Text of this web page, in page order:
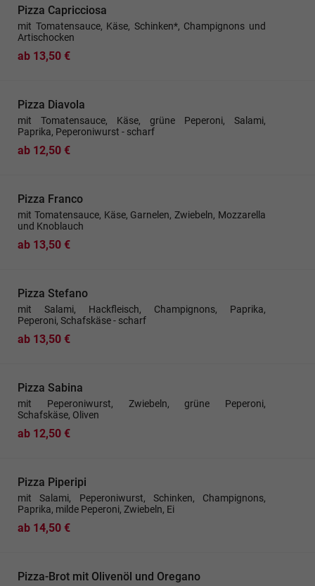
Pizza Capricciosa
mit Tomatensauce, Käse, Schinken*, Champignons und
Artischocken
ab 13,50 €
Pizza Diavola
mit Tomatensauce, Käse, grüne Peperoni, Salami,
Paprika, Peperoniwurst - scharf
ab 12,50 €
Pizza Franco
mit Tomatensauce, Käse, Garnelen, Zwiebeln, Mozzarella
und Knoblauch
ab 13,50 €
Pizza Stefano
mit Salami, Hackfleisch, Champignons, Paprika,
Peperoni, Schafskäse - scharf
ab 13,50 €
Pizza Sabina
mit Peperoniwurst, Zwiebeln, grüne Peperoni,
Schafskäse, Oliven
ab 12,50 €
Pizza Piperipi
mit Salami, Peperoniwurst, Schinken, Champignons,
Paprika, milde Peperoni, Zwiebeln, Ei
ab 14,50 €
Pizza-Brot mit Olivenöl und Oregano